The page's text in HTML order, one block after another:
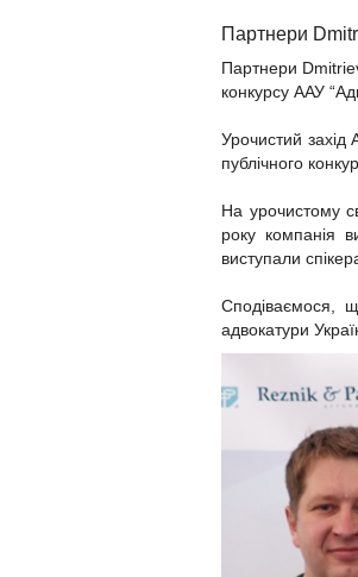
Партнери
Партнери
конкурсу ААУ
Урочистий захід
публічного
На урочистому
року компанія
виступали
Сподіваємося,
адвокатури